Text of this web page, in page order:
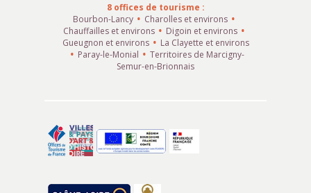
8 offices de tourisme :
Bourbon-Lancy
Charolles et environs
Chauffailles et environs
Digoin et environs
Gueugnon et environs
La Clayette et environs
Paray-le-Monial
Territoires de Marcigny-
Semur-en-Brionnais